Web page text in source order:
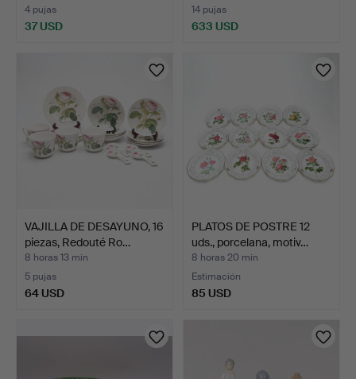
4 pujas
37 USD
14 pujas
633 USD
VAJILLA DE DESAYUNO, 16
piezas, Redouté Ro…
8 horas 13 min
5 pujas
64 USD
PLATOS DE POSTRE 12
uds., porcelana, motiv…
8 horas 20 min
Estimación
85 USD